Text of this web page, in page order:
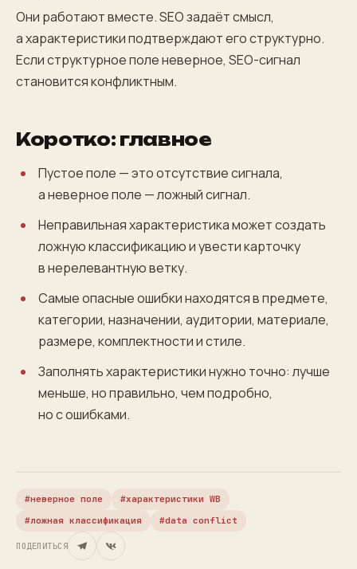
Они работают вместе. SEO задаёт смысл,
а характеристики подтверждают его структурно.
Если структурное поле неверное, SEO-сигнал
становится конфликтным.
Коротко: главное
Пустое поле — это отсутствие сигнала,
а неверное поле — ложный сигнал.
Неправильная характеристика может создать
ложную классификацию и увести карточку
в нерелевантную ветку.
Самые опасные ошибки находятся в предмете,
категории, назначении, аудитории, материале,
размере, комплектности и стиле.
Заполнять характеристики нужно точно: лучше
меньше, но правильно, чем подробно,
но с ошибками.
неверное поле
характеристики WB
ложная классификация
data conflict
ПОДЕЛИТЬСЯ